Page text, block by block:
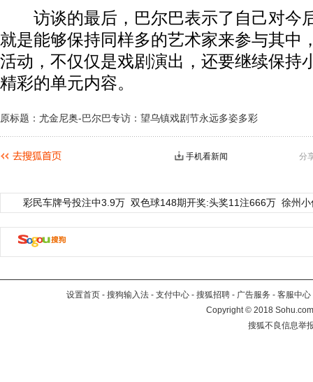
访谈的最后，巴尔巴表示了自己对今
就是能够保持同样多的艺术家来参与其中
活动，不仅仅是戏剧演出，还要继续保持
精彩的单元内容。
原标题：尤金尼奥-巴尔巴专访：望乌镇戏剧节永远多姿多彩
分
手机看新闻
彩民车牌号投注中3.9万 双色球148期开奖:头奖11注666万 徐州
设置首页 - 搜狗输入法 - 支付中心 - 搜狐招聘 - 广告服务 - 客服中心
Copyright©2018
搜狐不良信息举